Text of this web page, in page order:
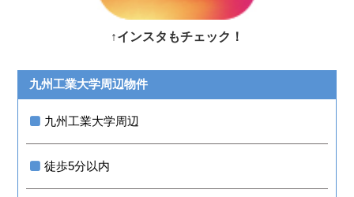
↑インスタもチェック！
九州工業大学周辺物件
九州工業大学周辺
徒歩5分以内